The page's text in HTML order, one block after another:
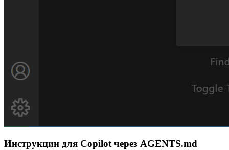
Инструкции для Copilot через AGENTS.md